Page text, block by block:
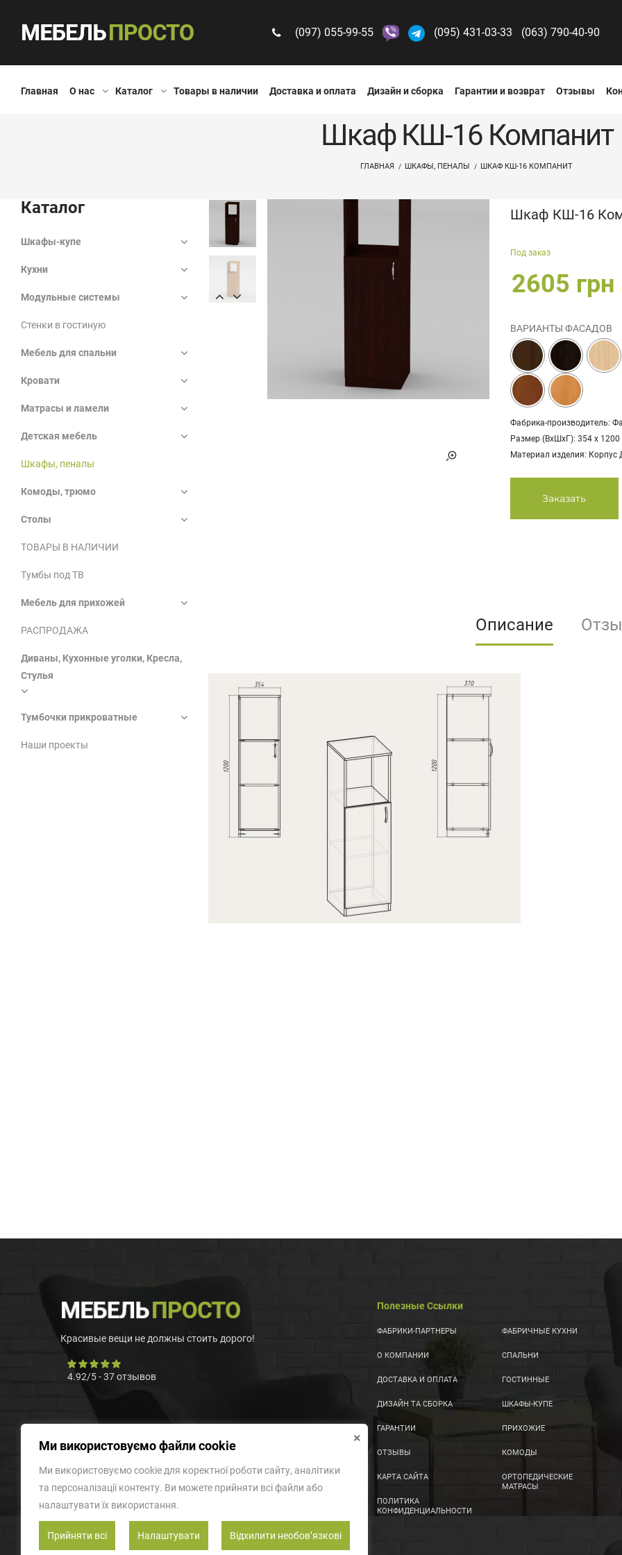
(097) 055-99-55 (095) 431-03-33 (063) 790-40-90
Главная О нас Каталог Товары в наличии Доставка и оплата Дизайн и сборка Гарантии и возврат Отзывы
Шкаф КШ-16 Компанит
ГЛАВНАЯ ШКАФЫ, ПЕНАЛЫ ШКАФ КШ-16 КОМПАНИТ
Шкаф КШ-16
Под заказ
2605 грн
ВАРИАНТЫ ФАСАДОВ
Фабрика-производитель:
Размер (ВхШхГ): 354 х 1200
Материал изделия:
Заказать
Описание
Каталог
Шкафы-купе
Кухни
Модульные системы
Стенки в гостиную
Мебель для спальни
Кровати
Матрасы и ламели
Детская мебель
Шкафы, пеналы
Комоды, трюмо
Столы
ТОВАРЫ В НАЛИЧИИ
Тумбы под ТВ
Мебель для прихожей
РАСПРОДАЖА
Диваны, Кухонные уголки, Кресла,
Стулья
Тумбочки прикроватные
Наши проекты
Красивые вещи не должны стоить дорого!
4.92/5-37отзывов
Полезные Ссылки
ФАБРИКИ-ПАРТНЕРЫ
О КОМПАНИИ
ДОСТАВКА И ОПЛАТА
ДИЗАЙН ТА СБОРКА
ГАРАНТИИ
ОТЗЫВЫ
КАРТА САЙТА
ПОЛИТИКА
КОНФИДЕНЦИАЛЬНОСТИ
ФАБРИЧНЫЕ КУХНИ
СПАЛЬНИ
ГОСТИННЫЕ
ШКАФЫ-КУПЕ
ПРИХОЖИЕ
КОМОДЫ
ОРТОПЕДИЧЕСКИЕ
МАТРАСЫ
×
Ми використовуємо файли cookie
Ми використовуємо cookie для коректної роботи сайту, аналітики
та персоналізації контенту. Ви можете прийняти всі файли або
налаштувати їх використання.
Прийняти всі Налаштувати Відхилити необовʼязкові